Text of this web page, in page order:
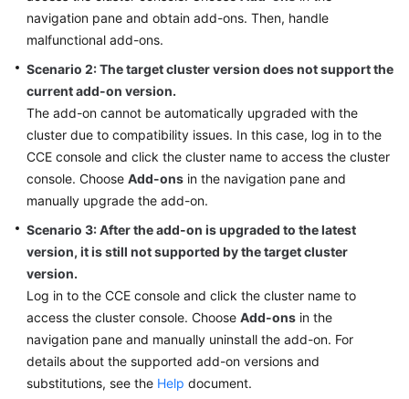
Getting
Started
User
Guide
Best
Practices
API
SDK
Reference
Skill
Reference
FAQs
navigation pane and obtain add-ons. Then, handle
malfunctional add-ons.
Scenario 2: The target cluster version does not support the
current add-on version.
The add-on cannot be automatically upgraded with the
cluster due to compatibility issues. In this case, log in to the
CCE console and click the cluster name to access the cluster
console. Choose Add-ons in the navigation pane and
manually upgrade the add-on.
Scenario 3: After the add-on is upgraded to the latest
version, it is still not supported by the target cluster
version.
Log in to the CCE console and click the cluster name to
access the cluster console. Choose Add-ons in the
navigation pane and manually uninstall the add-on. For
details about the supported add-on versions and
substitutions, see the Help document.